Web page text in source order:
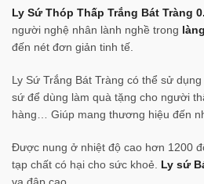
Ly Sứ Thóp Thấp Trắng Bát Tràng
người nghệ nhân lành nghề trong
đến nét đơn giản tinh tế.
Ly Sứ Trắng Bát Tràng có thể sử
sứ để dùng làm quà tặng cho người
hàng… Giúp mang thương hiệu đến
Được nung ở nhiệt độ cao hơn 1200
tạp chất có hại cho sức khoẻ. Ly sứ